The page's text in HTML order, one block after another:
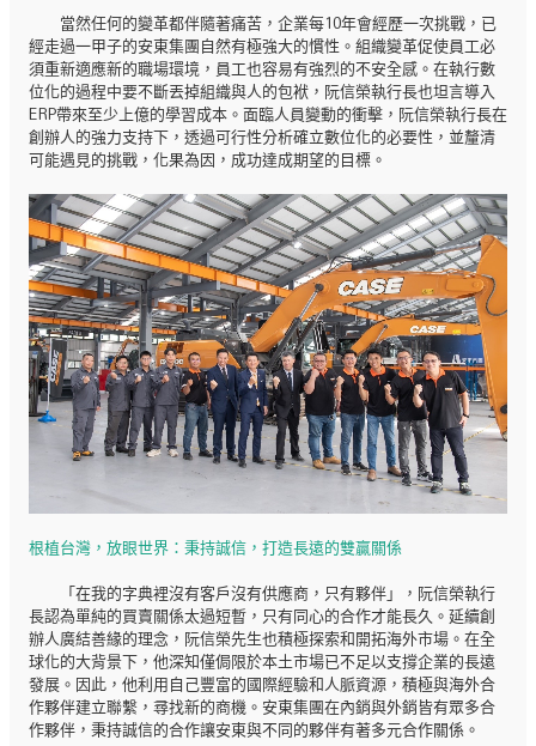
當然任何的變革都伴隨著痛苦，企業每10年會經歷一次挑戰，已
經走過一甲子的安東集團自然有極強大的慣性。組織變革促使員工必
須重新適應新的職場環境，員工也容易有強烈的不安全感。在執行數
位化的過程中要不斷丟掉組織與人的包袱，阮信榮執行長也坦言導入
ERP帶來至少上億的學習成本。面臨人員變動的衝擊，阮信榮執行長在
創辦人的強力支持下，透過可行性分析確立數位化的必要性，並釐清
可能遇見的挑戰，化果為因，成功達成期望的目標。
根植台灣，放眼世界：秉持誠信，打造長遠的雙贏關係
「在我的字典裡沒有客戶沒有供應商，只有夥伴」，阮信榮執行
長認為單純的買賣關係太過短暫，只有同心的合作才能長久。延續創
辦人廣結善緣的理念，阮信榮先生也積極探索和開拓海外市場。在全
球化的大背景下，他深知僅侷限於本土市場已不足以支撐企業的長遠
發展。因此，他利用自己豐富的國際經驗和人脈資源，積極與海外合
作夥伴建立聯繫，尋找新的商機。安東集團在內銷與外銷皆有眾多合
作夥伴，秉持誠信的合作讓安東與不同的夥伴有著多元合作關係。